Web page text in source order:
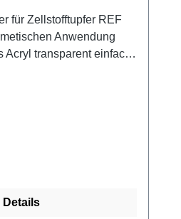
für Zellstofftupfer REF
Acryl transparent einfach
Details